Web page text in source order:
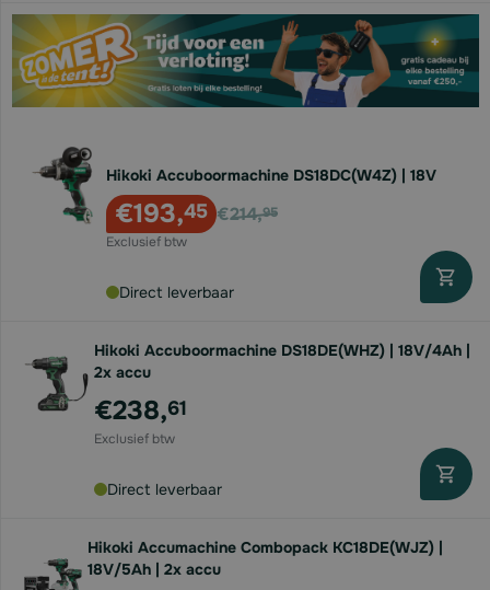
Hikoki Accuboormachine DS18DC(W4Z) | 18V
Voor
€193,45 €214,95
Direct leverbaar
Hikoki Accuboormachine DS18DE(WHZ) | 18V/4Ah |
2x accu
€238,61
Direct leverbaar
Hikoki Accumachine Combopack KC18DE(WJZ) |
18V/5Ah | 2x accu